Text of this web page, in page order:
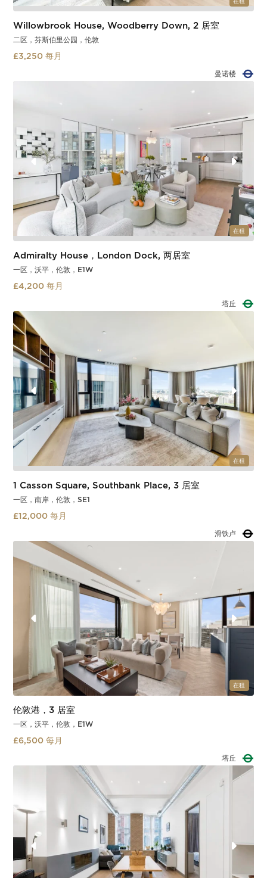
在租
Willowbrook House, Woodberry Down, 2 居室
二区，芬斯伯里公园，伦敦
£3,250 每月
芬斯伯里公园
在租
Admiralty House，London Dock, 两居室
一区，沃平，伦敦，E1W
£4,200 每月
塔门廊
Slide 2 of 3.
在租
1 Casson Square, Southbank Place, 3 居室
一区，南岸，伦敦，SE1
£12,000 每月
滑铁卢
Slide 4 of 4.
在租
伦敦港，3 居室
一区，沃平，伦敦，E1W
£6,500 每月
塔门廊